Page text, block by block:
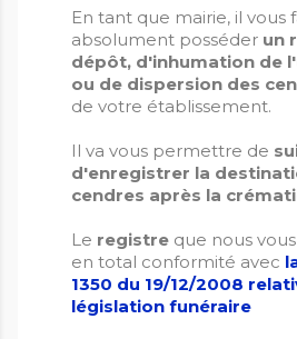
En tant que mairie, il vous
absolument posséder un
dépôt, d'inhumation de
ou de dispersion des
de votre établissement.
Il va vous permettre de
d'enregistrer la
cendres après la
Le registre que nous
en total conformité avec
1350 du 19/12/2008
législation funéraire